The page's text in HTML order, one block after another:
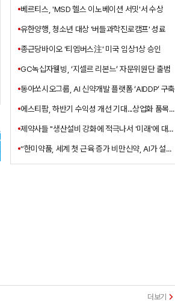
베르티스, 'MSD 헬스 이노베이션 서밋'서 수상
유한양행, 청소년 대상 '버들과학진로캠프' 성료
종근당바이오 '티엠버스注' 미국 임상1상 승인
GC녹십자웰빙, ‘지셀르 리본느’ 자문위원단 출범
동아쏘시오그룹, AI 신약개발 플랫폼 ‘AIDDP’ 구축
에스티팜, 하반기 수익성 개선 기대...상업화 품목 확대 기대
제약사들 "생산설비 강화에 적극나서 '미래'에 대비한다"
“한미약품, 세계 첫 근육 증가 비만신약, AI가 설계”
더보기